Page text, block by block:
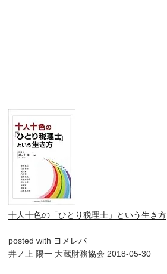
十人十色の「ひとり税理士」という生き方
posted with ヨメレバ
井ノ上 陽一 大蔵財務協会 2018-05-30